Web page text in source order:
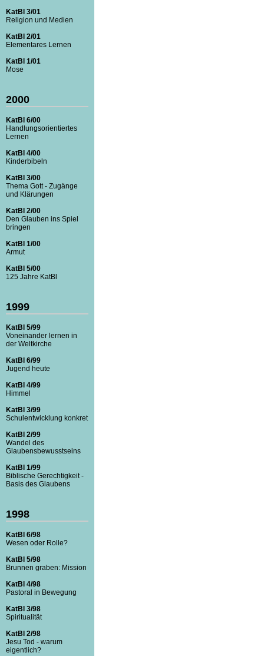
KatBl 3/01
Religion und Medien
KatBl 2/01
Elementares Lernen
KatBl 1/01
Mose
2000
KatBl 6/00
Handlungsorientiertes
Lernen
KatBl 4/00
Kinderbibeln
KatBl 3/00
Thema Gott - Zugänge
und Klärungen
KatBl 2/00
Den Glauben ins Spiel
bringen
KatBl 1/00
Armut
KatBl 5/00
125 Jahre KatBl
1999
KatBl 5/99
Voneinander lernen in
der Weltkirche
KatBl 6/99
Jugend heute
KatBl 4/99
Himmel
KatBl 3/99
Schulentwicklung konkret
KatBl 2/99
Wandel des
Glaubensbewusstseins
KatBl 1/99
Biblische Gerechtigkeit -
Basis des Glaubens
1998
KatBl 6/98
Wesen oder Rolle?
KatBl 5/98
Brunnen graben: Mission
KatBl 4/98
Pastoral in Bewegung
KatBl 3/98
Spiritualität
KatBl 2/98
Jesu Tod - warum
eigentlich?